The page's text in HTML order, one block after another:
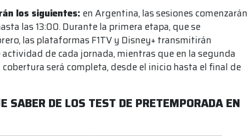
los siguientes: en Argentina, las sesiones comenzarán
las 13:00. Durante la primera etapa, que se
las plataformas F1TV y Disney+ transmitirán
de cada jornada, mientras que en la segunda
será completa, desde el inicio hasta el final de
SABER DE LOS TEST DE PRETEMPORADA EN